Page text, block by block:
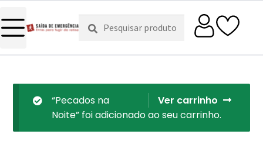
Pesquisar
por:
Pesquisa
Ver carrinho
“Pecados na
Noite” foi adicionado ao seu carrinho.